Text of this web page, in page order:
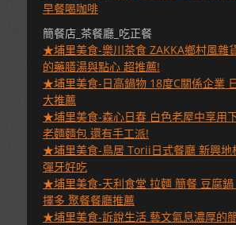
早餐喝咖啡
簡餐店_茶餐廳_吃正餐
★埔里美食-樂川茶食 ZAKKA鄉村風雜
的藥膳湯與點心 超推薦!
★埔里美食-日高鍋物 18度C關係企業
大推薦
★埔里美食-森心日春 白色老屋中享用
老麵麵包 還有手工派!
★埔里美食-鳥居 Torii日式餐廳 新興地
彈牙好吃
★埔里美食-天利食堂 拉麵 簡餐 豆腐
擇多 聚餐餐廳推薦
★埔里美食-訴說生活 藝文氣息濃厚的